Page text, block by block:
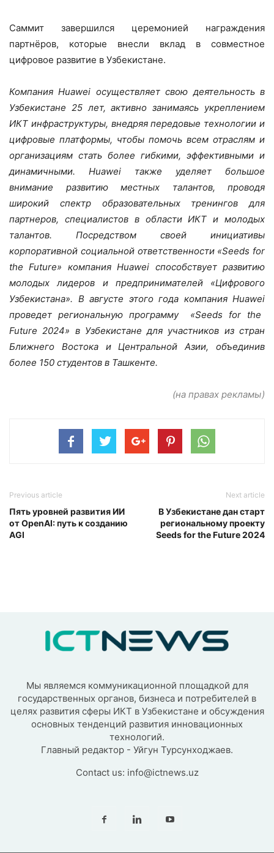
Саммит завершился церемонией награждения
партнёров, которые внесли вклад в совместное
цифровое развитие в Узбекистане.
КомпанияHuawei осуществляет свою деятельность в
Узбекистане 25 лет, активно занимаясь укреплением
ИКТ инфраструктуры, внедряя передовые технологии и
цифровые платформы, чтобы помочь всем отраслям и
организациям стать более гибкими, эффективными и
динамичными. Huawei также уделяет большое
внимание развитию местных талантов, проводя
широкий спектр образовательных тренингов для
партнеров, специалистов в области ИКТ и молодых
талантов. Посредством своей инициативы
корпоративной социальной ответственности «Seeds for
the Future» компанияHuawei способствует развитию
молодых лидеров и предпринимателей «Цифрового
Узбекистана». В августе этого года компания Huawei
проведет региональную программу «Seeds for the
Future 2024» в Узбекистане для участников из стран
Ближнего Востока и Центральной Азии, объединив
более 150 студентов в Ташкенте.
(на правах рекламы)
Previous article
Пять уровней развития ИИ
от OpenAI: путь к созданию
AGI
Next article
В Узбекистане дан старт
региональному проекту
Seeds for the Future 2024
Мы являемся коммуникационной площадкой для
государственных органов, бизнеса и потребителей в
целях развития сферы ИКТ в Узбекистане и обсуждения
основных тенденций развития инновационных
технологий.
Главный редактор - Уйгун Турсунходжаев.
Contact us: info@ictnews.uz